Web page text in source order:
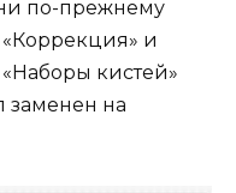
по-прежнему
и
кистей»
заменен на